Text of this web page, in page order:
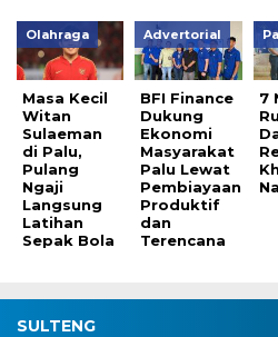
Olahraga
Masa Kecil
Witan
Sulaeman
di Palu,
Pulang
Ngaji
Langsung
Latihan
Sepak Bola
Advertorial
BFI Finance
Dukung
Ekonomi
Masyarakat
Palu Lewat
Pembiayaan
Produktif
dan
Terencana
7
SULTENG